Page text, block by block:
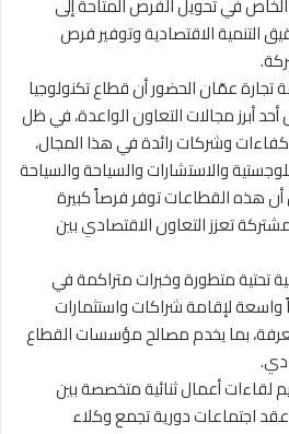
التنمية الاقتصادية وتوفير فرص
عمّان الحضور أن قطاع تكنولوجيا
أبرز مجالات التعاون الواعدة، في ظل
وشركات رائدة في هذا المجال،
والاستشارات والسياحة والسياحة
أن هذه القطاعات توفر فرصاً كبيرة
تعزز التعاون الاقتصادي بين
تحتية متطورة وخبرات متراكمة في
لإقامة شراكات واستثمارات
بما يخدم مصالح مؤسسات القطاع
لقاءات أعمال ثنائية متخصصة بين
وعقد اجتماعات دورية تجمع وكلاء